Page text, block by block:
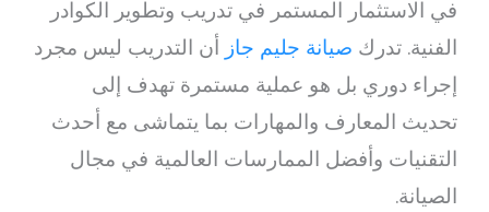
في الاستثمار المستمر في تدريب وتطوير الكوادر
الفنية. تدرك صيانة جليم جاز أن التدريب ليس مجرد
إجراء دوري بل هو عملية مستمرة تهدف إلى
تحديث المعارف والمهارات بما يتماشى مع أحدث
التقنيات وأفضل الممارسات العالمية في مجال
الصيانة.